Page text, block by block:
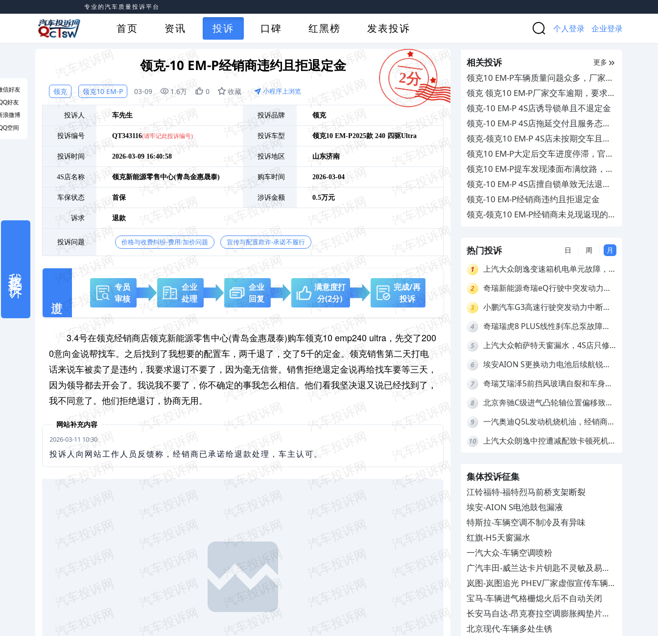
专业的汽车质量投诉平台
首页 资讯 投诉 口碑 红黑榜 发表投诉 个人登录 企业登录
2分
领克-10 EM-P经销商违约且拒退定金
领克 领克10 EM-P 03-09 1.6万 0 收藏 小程序上浏览
投诉人 车先生 投诉品牌 领克
投诉编号 QT343116(请牢记此投诉编号) 投诉车型 领克10 EM-P2025款 240 四驱Ultra
投诉时间 2026-03-09 16:40:58 投诉地区 山东济南
4S店名称 领克新能源零售中心(青岛金惠晟泰) 购车时间 2026-03-04
车保状态 首保 涉诉金额 0.5万元
诉求 退款
投诉问题 价格与收费纠纷-费用/加价问题 宣传与配置欺诈-承诺不履行
专员
审核
企业
处理
企业
回复
满意度打
分(2分)
完成/再
投诉
3.4号在领克经销商店领克新能源零售中心(青岛金惠晟泰)购车领克10 emp240 ultra，先交了200
0意向金说帮找车。之后找到了我想要的配置车，两千退了，交了5千的定金。领克销售第二天打电
话来说车被卖了是违约，我要求退订不要了，因为毫无信誉。销售拒绝退定金说再给找车要等三天，
因为领导都去开会了。我说我不要了，你不确定的事我怎么相信。他们看我坚决退又说已经找到了，
我不同意了。他们拒绝退订，协商无用。
网站补充内容
2026-03-11 10:30
投诉人向网站工作人员反馈称，经销商已承诺给退款处理，车主认可。
相关投诉 更多
领克10 EM-P车辆质量问题众多，厂家补
偿区别对待
领克 领克10 EM-P厂家交车逾期，要求退
定金及利息
领克-10 EM-P 4S店诱导锁单且不退定金
领克-10 EM-P 4S店拖延交付且服务态度
差
领克-领克10 EM-P 4S店未按期交车且拒
赔补贴损失
领克10 EM-P大定后交车进度停滞，官方
与4S店互相推诿不解决
领克10 EM-P提车发现漆面布满纹路，4S
拒绝退换车
领克-10 EM-P 4S店擅自锁单致无法退定
金
领克-10 EM-P经销商违约且拒退定金
领克-领克10 EM-P经销商未兑现返现的承
热门投诉 日 周 月
1
上汽大众朗逸变速箱机电单元故障，厂
2
奇瑞新能源奇瑞eQ行驶中突发动力受
拒绝三电质保
3
小鹏汽车G3高速行驶突发动力中断，
4
奇瑞瑞虎8 PLUS线性刹车总泵故障，
5
上汽大众帕萨特天窗漏水，4S店只修
6
埃安AION S更换动力电池后续航锐
7
奇瑞艾瑞泽5前挡风玻璃自裂和车身多
8
北京奔驰C级进气凸轮轴位置偏移致发
9
一汽奥迪Q5L发动机烧机油，经销商推
10
上汽大众朗逸中控遭减配致卡顿死机，
集体投诉征集
江铃福特-福特烈马前桥支架断裂
埃安-AION S电池鼓包漏液
特斯拉-车辆空调不制冷及有异味
红旗-H5天窗漏水
一汽大众-车辆空调喷粉
广汽丰田-威兰达卡片钥匙不灵敏及易消
磁
岚图-岚图追光 PHEV厂家虚假宣传车辆配
置与功能
宝马-车辆进气格栅熄火后不自动关闭
长安马自达-昂克赛拉空调膨胀阀垫片生
锈
北京现代-车辆多处生锈
信好友
好友
浪微博
空间